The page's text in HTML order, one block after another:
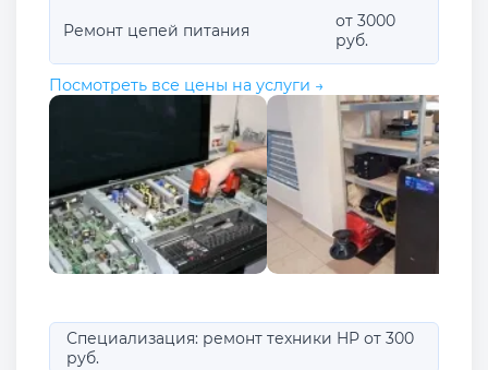
Ремонт цепей питания
от 3000
руб.
Посмотреть все цены на услуги →
Специализация: ремонт техники HP от 300
руб.